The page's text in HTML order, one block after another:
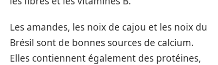
Les amandes, les noix de cajou et les noix du
Brésil sont de bonnes sources de calcium.
Elles contiennent également des protéines,